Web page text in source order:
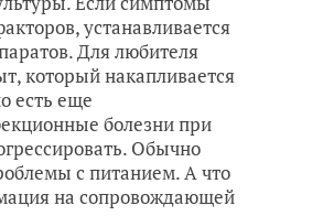
устанавливается
Для любителя
который накапливается
есть еще
болезни при
Обычно
с питанием. А что
на сопровождающей